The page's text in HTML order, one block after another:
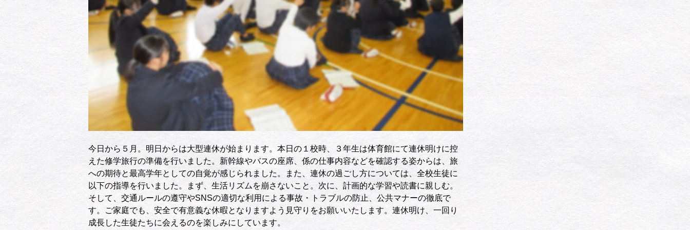
今日から５月。明日からは大型連休が始まります。本日の１校時、３年生は体育館にて連休明けに控
えた修学旅行の準備を行いました。新幹線やバスの座席、係の仕事内容などを確認する姿からは、旅
への期待と最高学年としての自覚が感じられました。また、連休の過ごし方については、全校生徒に
以下の指導を行いました。まず、生活リズムを崩さないこと。次に、計画的な学習や読書に親しむ。
そして、交通ルールの遵守やSNSの適切な利用による事故・トラブルの防止、公共マナーの徹底で
す。ご家庭でも、安全で有意義な休暇となりますよう見守りをお願いいたします。連休明け、一回り
成長した生徒たちに会えるのを楽しみにしています。